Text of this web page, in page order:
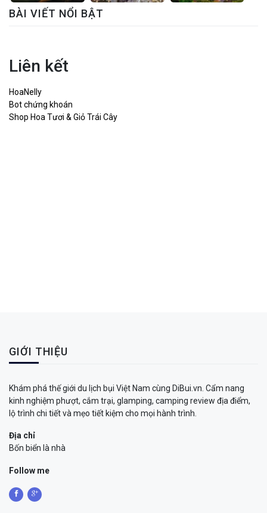
BÀI VIẾT NỔI BẬT
Liên kết
HoaNelly
Bot chứng khoán
Shop Hoa Tươi & Giỏ Trái Cây
GIỚI THIỆU
Khám phá thế giới du lịch bụi Việt Nam cùng DiBui.vn. Cẩm nang
kinh nghiệm phượt, cắm trại, glamping, camping review địa điểm,
lộ trình chi tiết và mẹo tiết kiệm cho mọi hành trình.
Địa chỉ
Bốn biển là nhà
Follow me